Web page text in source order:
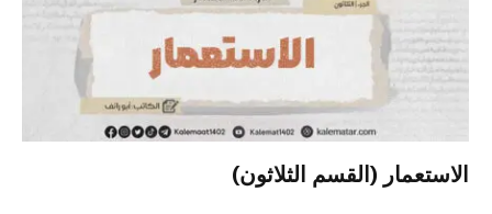
الاستعمار (القسم الثلاثون)